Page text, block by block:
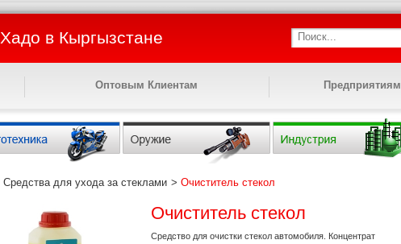
Хадо в Кыргызстане Поиск...
Оптовым Клиентам Предприятиям
Средства для ухода за стеклами > Очиститель стекол
Очиститель стекол
Средство для очистки стекол автомобиля. Концентрат